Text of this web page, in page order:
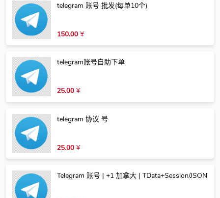
telegram 账号 批发(每单10个)
150.00 ¥
telegram账号自助下单
25.00 ¥
telegram 协议 号
25.00 ¥
Telegram 账号 | +1 加拿大 | TData+Session/JSON